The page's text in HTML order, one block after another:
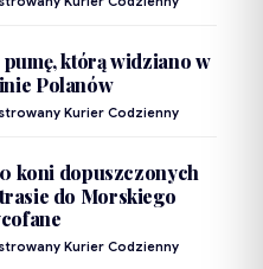
pumę, którą widziano w
Polanów
Kurier Codzienny
koni dopuszczonych
do Morskiego
Kurier Codzienny